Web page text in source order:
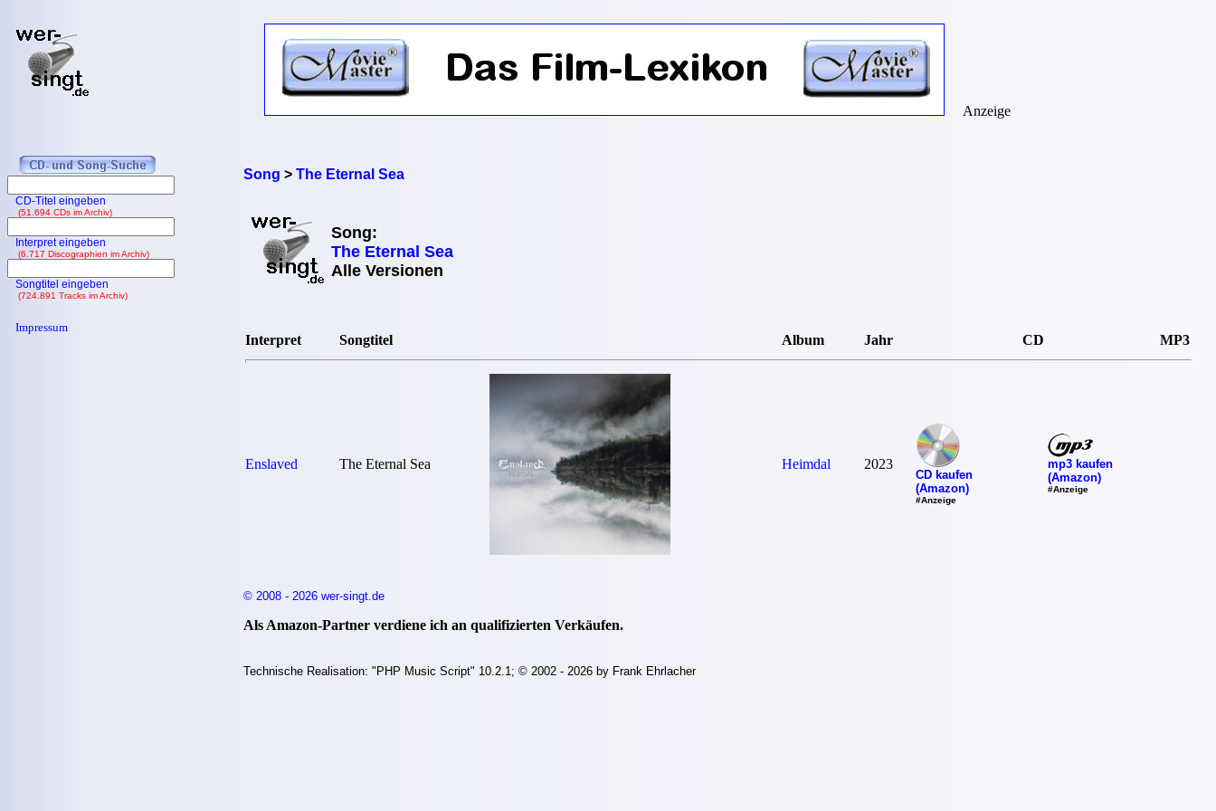
Song > The Eternal Sea
Song:
The Eternal Sea
Alle Versionen
Interpret Songtitel Album Jahr CD MP3
Enslaved The Eternal Sea Heimdal 2023
CD kaufen
(Amazon)
#Anzeige
mp3 kaufen
(Amazon)
#Anzeige
© 2008 - 2026 wer-singt.de
Als Amazon-Partner verdiene ich an qualifizierten Verkäufen.
Technische Realisation: "PHP Music Script" 10.2.1; © 2002 - 2026 by Frank Ehrlacher
Anzeige
CD-Titel eingeben
(51.694 CDs im Archiv)
Interpret eingeben
(6.717 Discographien im Archiv)
Songtitel eingeben
(724.891 Tracks im Archiv)
Impressum